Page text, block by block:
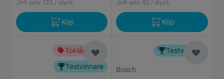
Jmf-pris: 123 / styck
Köp
Jmf-pris: 92 / styck
Köp
Toklågt pris
Testvinnare
Testvinnare
Bosch